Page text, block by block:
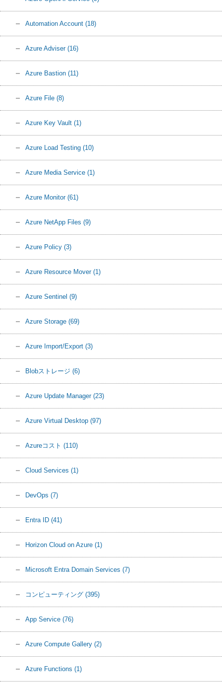
Automation Account (18)
Azure Adviser (16)
Azure Bastion (11)
Azure File (8)
Azure Key Vault (1)
Azure Load Testing (10)
Azure Media Service (1)
Azure Monitor (61)
Azure NetApp Files (9)
Azure Policy (3)
Azure Resource Mover (1)
Azure Sentinel (9)
Azure Storage (69)
Azure Import/Export (3)
Blobストレージ (6)
Azure Update Manager (23)
Azure Virtual Desktop (97)
Azureコスト (110)
Cloud Services (1)
DevOps (7)
Entra ID (41)
Horizon Cloud on Azure (1)
Microsoft Entra Domain Services (7)
コンピューティング (395)
App Service (76)
Azure Compute Gallery (2)
Azure Functions (1)